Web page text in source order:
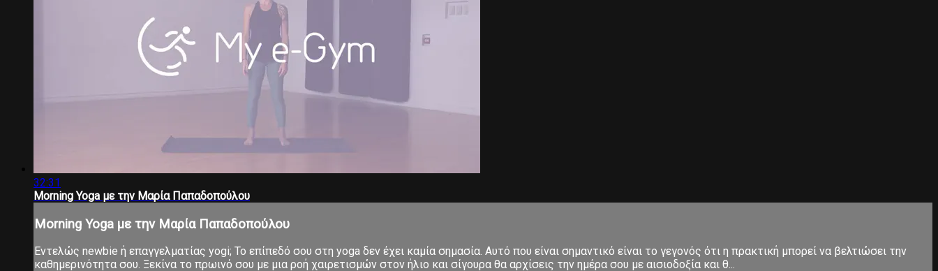
32:31
Morning Yoga με την Μαρία Παπαδοπούλου
Morning Yoga με την Μαρία Παπαδοπούλου
Εντελώς newbie ή επαγγελματίας yogi; Το επίπεδό σου στη yoga δεν έχει καμία σημασία. Αυτό που είναι σημαντικό είναι το γεγονός ότι η πρακτική μπορεί να βελτιώσει την
καθημερινότητα σου. Ξεκίνα το πρωινό σου με μια ροή χαιρετισμών στον ήλιο και σίγουρα θα αρχίσεις την ημέρα σου με αισιοδοξία και θ...